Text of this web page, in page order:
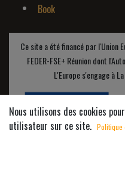
Book
Ce site a été financé par l'Union
FEDER-FSE+ Réunion dont
L'Europe s'engage à
Nous utilisons des cookies
utilisateur sur ce site. Politique